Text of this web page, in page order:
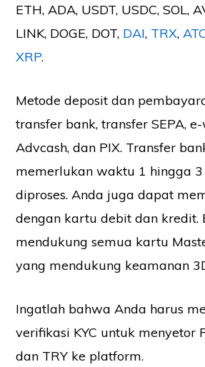
ETH, ADA, USDT, USDC, SOL,
LINK, DOGE, DOT, DAI, TRX,
XRP.
Metode deposit dan
transfer bank, transfer SEPA,
Advcash, dan PIX. Transfer
memerlukan waktu 1 hingga
diproses. Anda juga dapat
dengan kartu debit dan kredit.
mendukung semua kartu
yang mendukung keamanan
Ingatlah bahwa Anda harus
verifikasi KYC untuk menyetor
dan TRY ke platform.